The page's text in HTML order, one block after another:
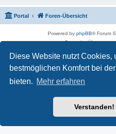
Diese Website nutzt Cookies,
bestmöglichen Komfort bei
bieten. Mehr erfahren
Verstanden!
Portal Foren-Übersicht
Powered by phpBB® Forum
Deutsche